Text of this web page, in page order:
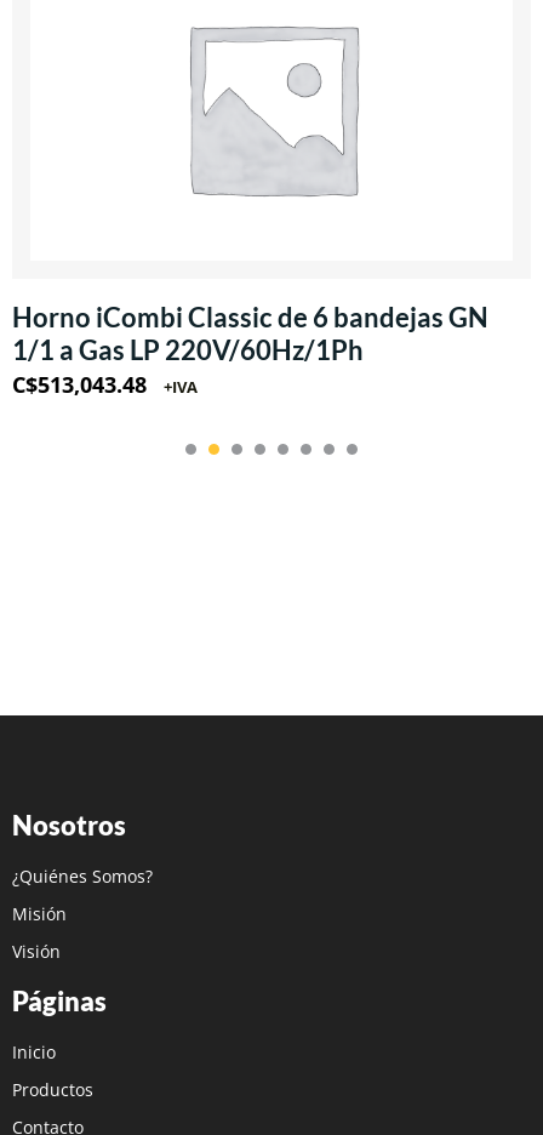
Horno iCombi Classic de 6 bandejas GN
1/1 a Gas LP 220V/60Hz/1Ph
C$513,043.48 +IVA
Nosotros
¿Quiénes Somos?
Misión
Visión
Páginas
Inicio
Productos
Contacto